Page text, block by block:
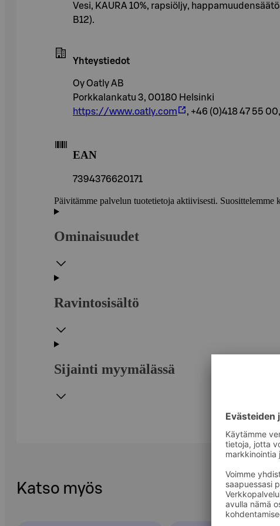
Vesi, KAURA 10%, rapsiöljy,
B12).
Yhteystiedot
Oy Oatly AB
Porkkalankatu 3, 00180 Helsinki
https://www.oatly.com
, +46 (0)418 47 55 00,
EAN
7394376620171
Päivitämme palvelun tuotetietoja aktiivisesti. Suosittelemme
Ominaisuudet
Ravintosisältö
Sijainti myymälässä
Katso myös